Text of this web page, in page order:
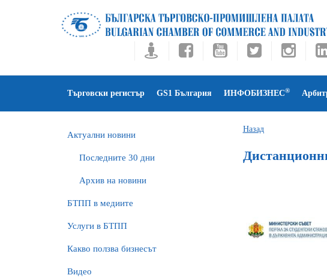
Търговски регистър GS1 България ИНФОБИЗНЕС®
Актуални новини
Последните 30 дни
Архив на новини
БTПП в медиите
Услуги в БТПП
Какво ползва бизнесът
Видео
Назад